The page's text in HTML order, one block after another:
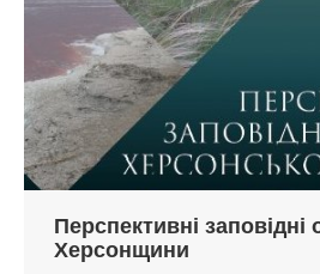
Перспективні заповідні
Херсонщини